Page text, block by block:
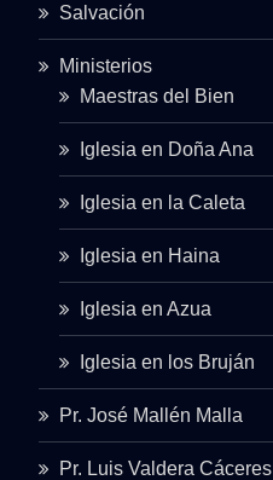
Salvación
Ministerios
Maestras del Bien
Iglesia en Doña Ana
Iglesia en la Caleta
Iglesia en Haina
Iglesia en Azua
Iglesia en los Bruján
Pr. José Mallén Malla
Pr. Luis Valdera Cáceres